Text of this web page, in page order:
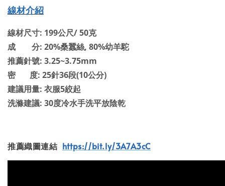
線材介紹
線材尺寸: 199公尺/ 50克
成 分: 20%桑蠶絲, 80%幼羊駝
推薦針號: 3.25~3.75mm
密 度: 25針36段(10公分)
建議用量: 衣服5絞起
洗滌建議: 30度冷水手洗平放陰乾
推薦織圖連結 https://bit.ly/3A7A3cC